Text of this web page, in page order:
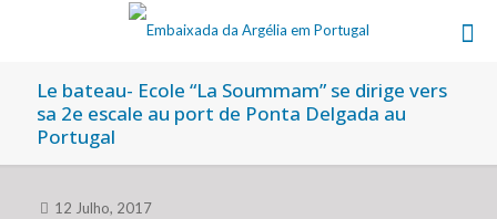
Le bateau- Ecole “La Soummam” se dirige vers
sa 2e escale au port de Ponta Delgada au
Portugal
12 Julho, 2017